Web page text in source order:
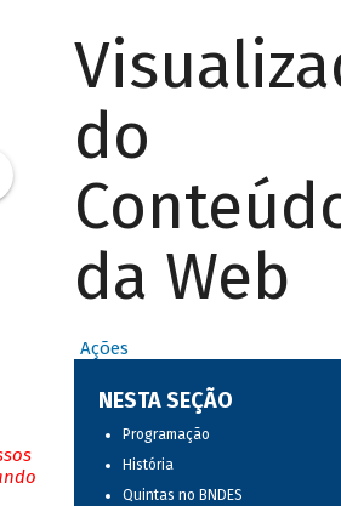
do
da Web
Ações
NESTA SEÇÃO
Programação
História
Quintas no BNDES